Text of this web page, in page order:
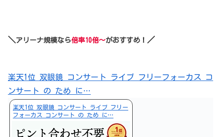
＼ アリーナ規模なら倍率10倍～がおすすめ！ ／
楽天1位 双眼鏡 コンサート ライブ フリーフォーカス コ
ンサート の ため に…
楽天1位 双眼鏡 コンサート ライブ フリー
フォーカス コンサート の ため に…